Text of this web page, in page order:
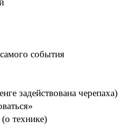
события
задействована черепаха)
технике)